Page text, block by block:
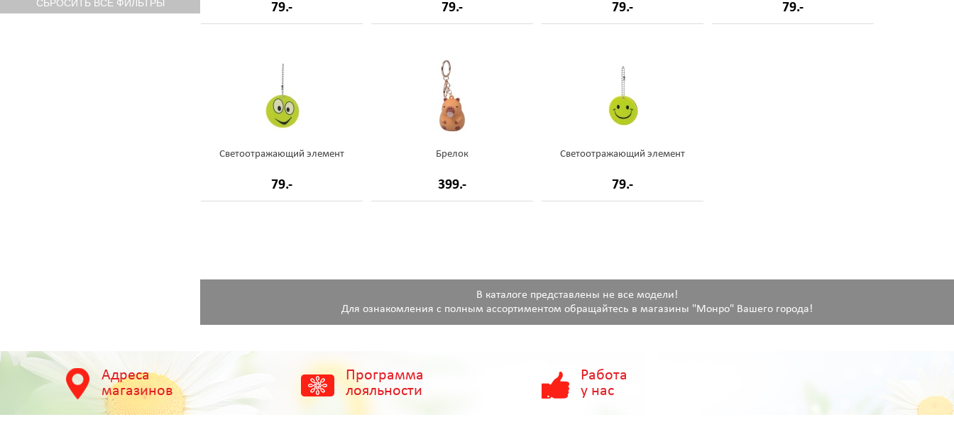
79.- 79.- 79.- 79.-
Светоотражающий элемент
79.-
Брелок
399.-
Светоотражающий элемент
79.-
В каталоге представлены не все модели!
Для ознакомления с полным ассортиментом обращайтесь в магазины "Монро" Вашего города!
Адреса
магазинов
Программа
лояльности
Работа
у нас